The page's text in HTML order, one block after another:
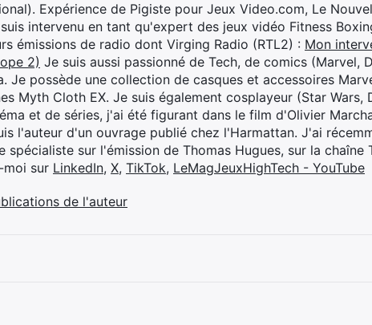
Expérience de Pigiste pour Jeux Video.com, Le
intervenu en tant qu'expert des jeux vidéo Fitness
émissions de radio dont Virging Radio (RTL2) : Mon
2) Je suis aussi passionné de Tech, de comics (Marvel,
Je possède une collection de casques et accessoires
Myth Cloth EX. Je suis également cosplayeur (Star Wars,
et de séries, j'ai été figurant dans le film d'Olivier
l'auteur d'un ouvrage publié chez l'Harmattan. J'ai
spécialiste sur l'émission de Thomas Hugues, sur la chaîne
moi sur LinkedIn, X, TikTok, LeMagJeuxHighTech - YouTube
de l'auteur